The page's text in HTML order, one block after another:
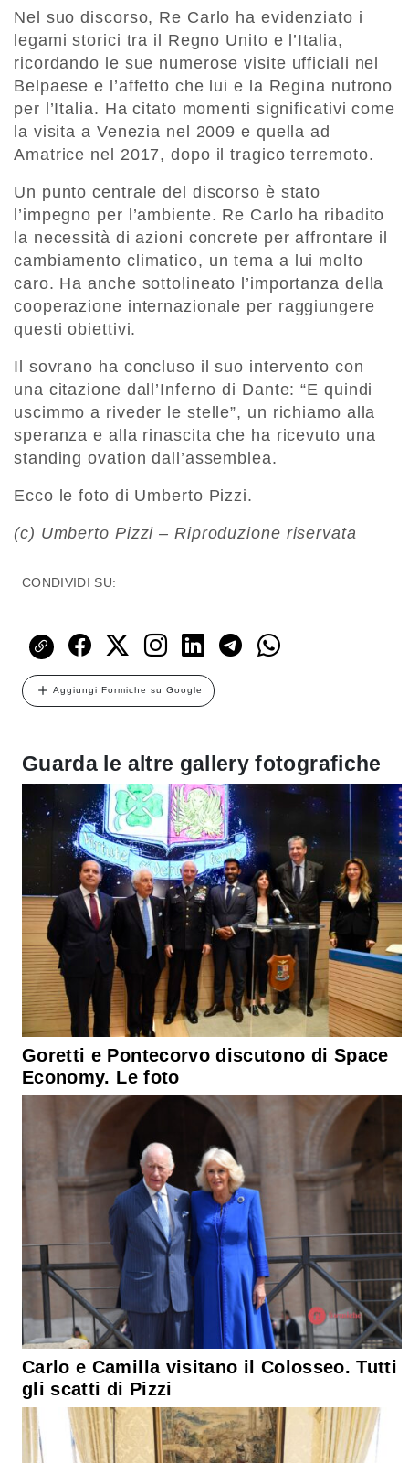
Nel suo discorso, Re Carlo ha evidenziato i
legami storici tra il Regno Unito e l’Italia,
ricordando le sue numerose visite ufficiali nel
Belpaese e l’affetto che lui e la Regina nutrono
per l’Italia. Ha citato momenti significativi come
la visita a Venezia nel 2009 e quella ad
Amatrice nel 2017, dopo il tragico terremoto.
Un punto centrale del discorso è stato
l’impegno per l’ambiente. Re Carlo ha ribadito
la necessità di azioni concrete per affrontare il
cambiamento climatico, un tema a lui molto
caro. Ha anche sottolineato l’importanza della
cooperazione internazionale per raggiungere
questi obiettivi.
Il sovrano ha concluso il suo intervento con
una citazione dall’Inferno di Dante: “E quindi
uscimmo a riveder le stelle”, un richiamo alla
speranza e alla rinascita che ha ricevuto una
standing ovation dall’assemblea.
Ecco le foto di Umberto Pizzi.
(c) Umberto Pizzi – Riproduzione riservata
CONDIVIDI SU:
Aggiungi Formiche su Google
Guarda le altre gallery fotografiche
Goretti e Pontecorvo discutono di Space
Economy. Le foto
Carlo e Camilla visitano il Colosseo. Tutti
gli scatti di Pizzi